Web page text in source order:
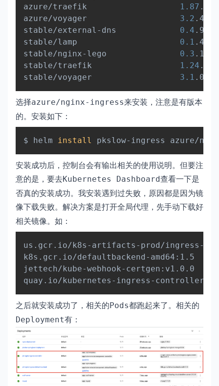
1.87
3.2
0.4
0.1
0.3
1.24
3.1
选择azure/nginx-ingress来安装，注意是有版本
的。安装如下：
$ helm install Copy
安装成功后，控制台会有输出相关的使用说明。但要注
意的是，要去Kubernetes Dashboard查看一下是
否真的安装成功。我安装遇到过失败，原因都是因为镜
像下载失败。解决方案是打开全局代理 ，先手动下载好
相关镜像。如：
us.gcr.io/k8s-artifacts-prod/ingress-
k8s.gcr.io/defaultbackend-amd64:1.5
jettech/kube-webhook-certgen:v1.0.0
Copy
之后就安装成功了，相关的Pods都跑起来了。相关的
Deployment有：